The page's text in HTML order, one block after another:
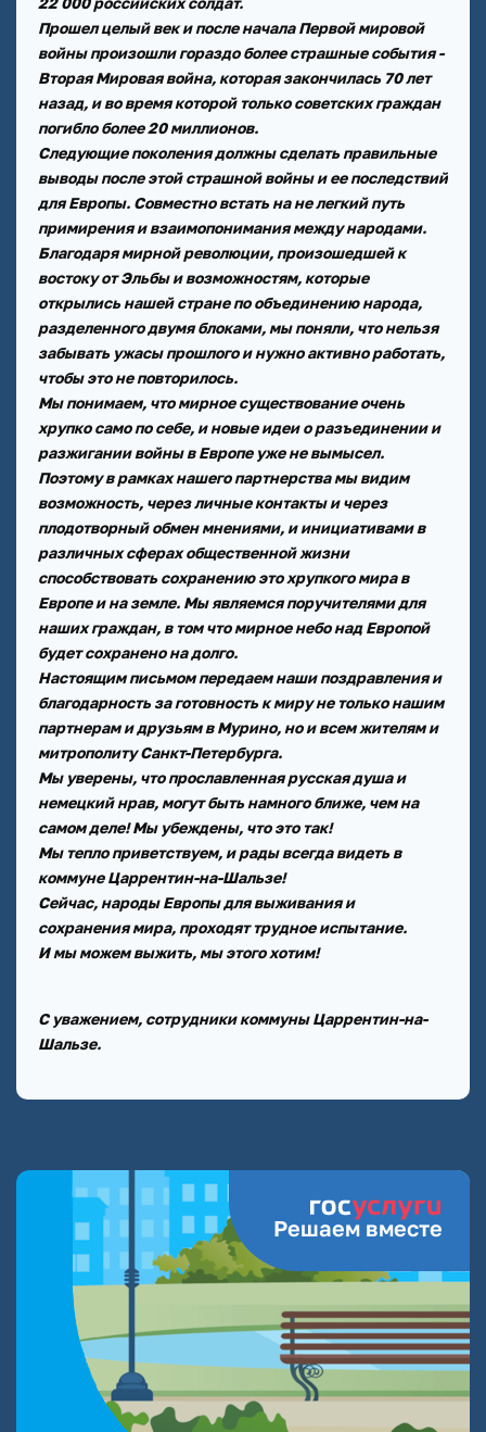
Прошел целый век и после начала Первой мировой
войны произошли гораздо более страшные события -
Вторая Мировая война, которая закончилась 70 лет
назад, и во время которой только советских граждан
погибло более 20 миллионов.
Следующие поколения должны сделать правильные
выводы после этой страшной войны и ее последствий
для Европы. Совместно встать на не легкий путь
примирения и взаимопонимания между народами.
Благодаря мирной революции, произошедшей к
востоку от Эльбы и возможностям, которые
открылись нашей стране по объединению народа,
разделенного двумя блоками, мы поняли, что нельзя
забывать ужасы прошлого и нужно активно работать,
чтобы это не повторилось.
Мы понимаем, что мирное существование очень
хрупко само по себе, и новые идеи о разъединении и
разжигании войны в Европе уже не вымысел.
Поэтому в рамках нашего партнерства мы видим
возможность, через личные контакты и через
плодотворный обмен мнениями, и инициативами в
различных сферах общественной жизни
способствовать сохранению это хрупкого мира в
Европе и на земле. Мы являемся поручителями для
наших граждан, в том что мирное небо над Европой
будет сохранено на долго.
Настоящим письмом передаем наши поздравления и
благодарность за готовность к миру не только нашим
партнерам и друзьям в Мурино, но и всем жителям и
митрополиту Санкт-Петербурга.
Мы уверены, что прославленная русская душа и
немецкий нрав, могут быть намного ближе, чем на
самом деле! Мы убеждены, что это так!
Мы тепло приветствуем, и рады всегда видеть в
коммуне Царрентин-на-Шальзе!
Сейчас, народы Европы для выживания и
сохранения мира, проходят трудное испытание.
И мы можем выжить, мы этого хотим!
С уважением, сотрудники коммуны Царрентин-на-
Шальзе.
Решаем вместе